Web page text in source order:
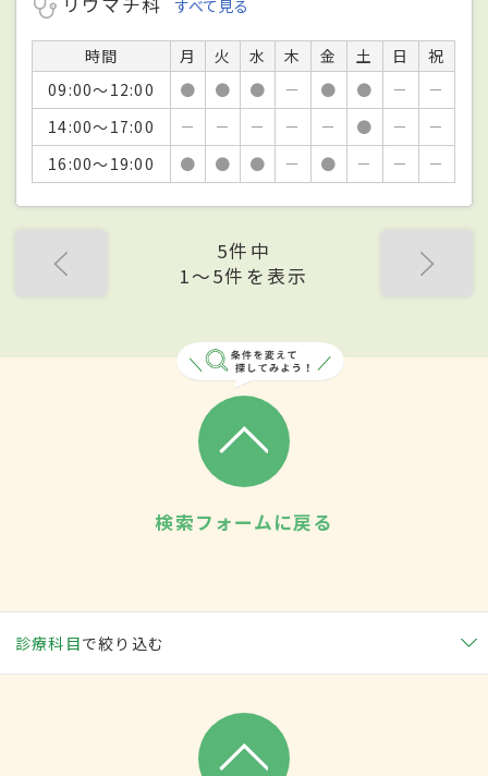
すべて見る
時間 月 火 水 木 金 土 日
祝
09:00～12:00
● ● ● － ● ● －
－
14:00～17:00
－ － － － － ● －
－
16:00～19:00
● ● ● － ● － － －
5件中
1〜5件を表示
検索フォームに戻る
診療科目で絞り込む